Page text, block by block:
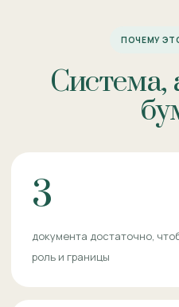
ПОЧЕМУ
Система,
3
документа достаточно,
роль и границы